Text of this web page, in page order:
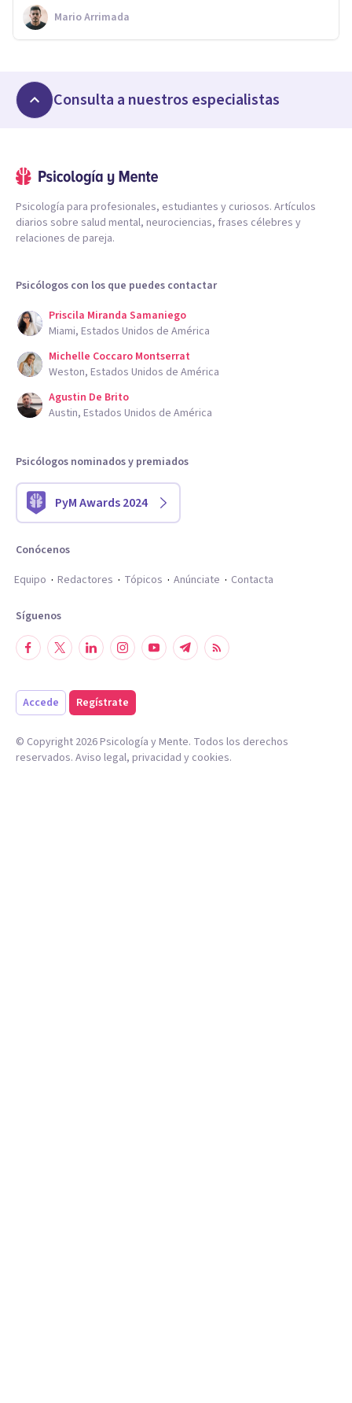
Mario Arrimada
Consulta a nuestros especialistas
Psicología para profesionales, estudiantes y curiosos. Artículos
diarios sobre salud mental, neurociencias, frases célebres y
relaciones de pareja.
Psicólogos con los que puedes contactar
Priscila Miranda Samaniego
Miami, Estados Unidos de América
Michelle Coccaro Montserrat
Weston, Estados Unidos de América
Agustin De Brito
Austin, Estados Unidos de América
Psicólogos nominados y premiados
PyM Awards 2024
Conócenos
Equipo
Redactores Tópicos Anúnciate Contacta
Síguenos
Accede Regístrate
© Copyright 2026Psicología y Mente. Todos los derechos
reservados. Aviso legal, privacidad y cookies.